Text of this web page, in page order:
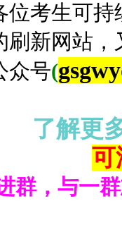
位考生可持
刷新网站
众号(
了解更
可
群，与一